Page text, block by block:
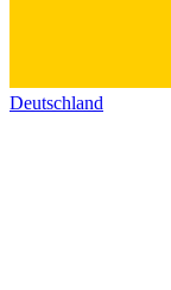
Deutschland